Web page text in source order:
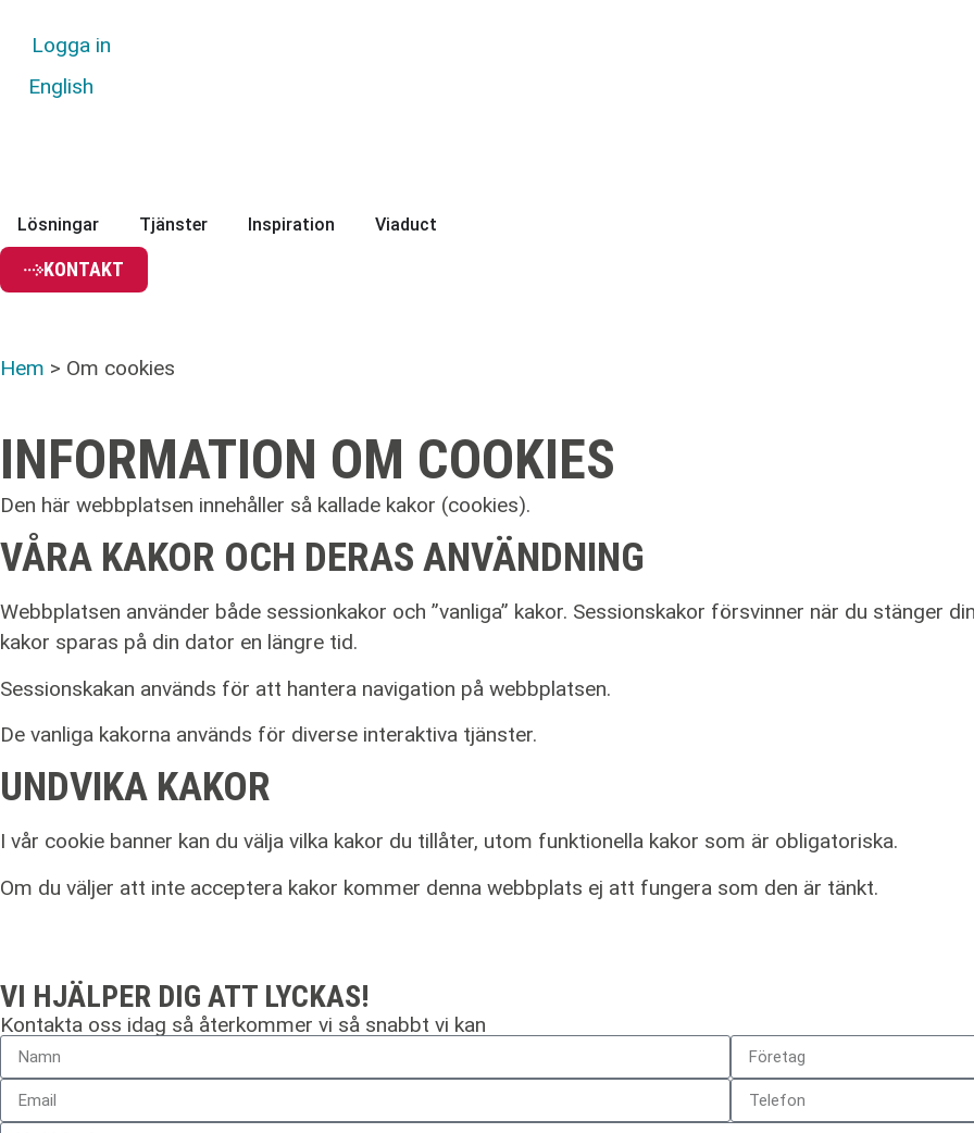
Logga in
English
Lösningar Tjänster Inspiration Viaduct
KONTAKT
Hem > Om cookies
INFORMATION OM COOKIES
Den här webbplatsen innehåller så kallade kakor (cookies).
VÅRA KAKOR OCH DERAS ANVÄNDNING
Webbplatsen använder både sessionkakor och ”vanliga” kakor. Sessionskakor försvinner när du stänger
kakor sparas på din dator en längre tid.
Sessionskakan används för att hantera navigation på webbplatsen.
De vanliga kakorna används för diverse interaktiva tjänster.
UNDVIKA KAKOR
I vår cookie banner kan du välja vilka kakor du tillåter, utom funktionella kakor som är obligatoriska.
Om du väljer att inte acceptera kakor kommer denna webbplats ej att fungera som den är tänkt.
VI HJÄLPER DIG ATT LYCKAS!
Kontakta oss idag så återkommer vi så snabbt vi kan